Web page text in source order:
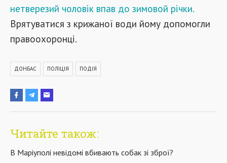
нетверезий чоловік впав до зимовой річки.
Врятуватися з крижаної води йому допомогли
правоохоронці.
ДОНБАС ПОЛІЦІЯ ПОДІЯ
Читайте також:
В Маріуполі невідомі вбивають собак зі зброї?